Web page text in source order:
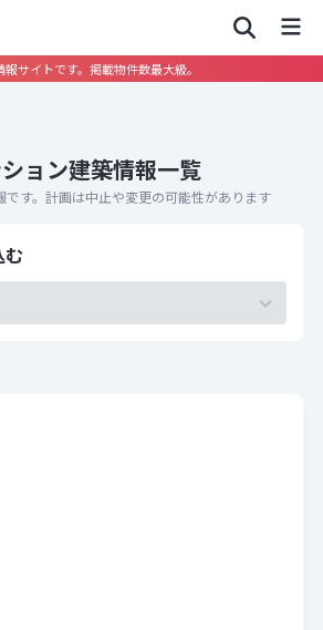
サイトです。掲載物件数最大級。
ョン建築情報一覧
です。計画は中止や変更の可能性があります
む